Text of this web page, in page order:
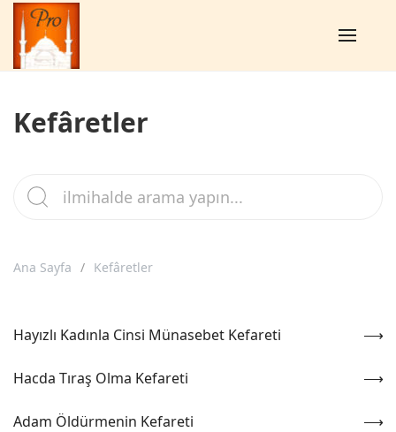
Kefâretler
Ana Sayfa Kefâretler
Hayızlı Kadınla Cinsi Münasebet Kefareti
Hacda Tıraş Olma Kefareti
Adam Öldürmenin Kefareti